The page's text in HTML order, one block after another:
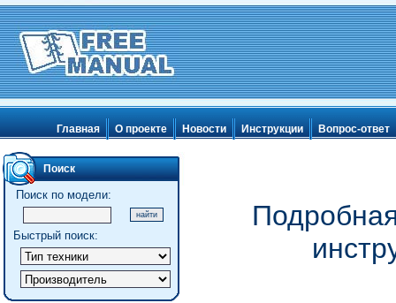
Главная О проекте Новости Инструкции Вопрос-ответ
Поиск
Поиск по модели:
Быстрый поиск: